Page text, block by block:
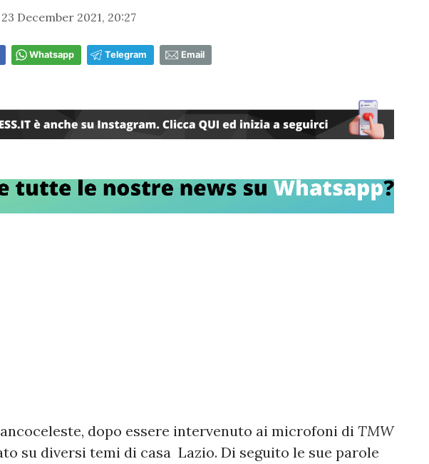
23 December 2021, 20:27
Whatsapp Telegram Email
dopo essere intervenuto ai microfoni di TMW
su diversi temi di casa Lazio. Di seguito le sue parole